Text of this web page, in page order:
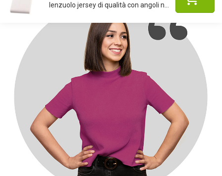
lenzuolo jersey di qualità con angoli n...